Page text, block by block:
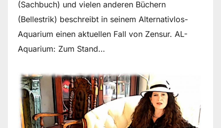
(Sachbuch) und vielen anderen Büchern
(Bellestrik) beschreibt in seinem Alternativlos-
Aquarium einen aktuellen Fall von Zensur. AL-
Aquarium: Zum Stand…